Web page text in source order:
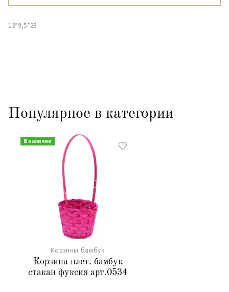
13*9,5*28
Популярное в категории
В наличии
Корзины бамбук
Корзина плет. бамбук
стакан фуксия арт.0534